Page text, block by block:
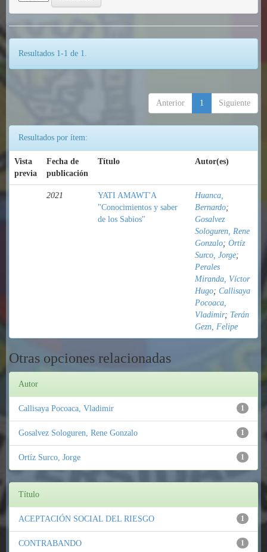
Resultados 1-1 de 1.
Anterior 1 Siguiente
Resultados por ítem:
Vista
previa
Fecha de
publicación
Título Autor(es)
2021
YATI AMAWT'A
"Conocimientos y saber
de los Sabios"
Huanca,
Bernardo;
Gosalvez
Sologuren, Rene
Gonzalo; Ortíz
Surco, Jorge;
Perales
Miranda, Víctor
Hugo; Callisaya
Pocoaca,
Vladimir; Terán
Gezn, Felipe
Otras opciones relacionadas
Autor
1
Callisaya Pocoaca, Vladimir
1
Gosalvez Sologuren, Rene Gonzalo
1
Ortíz Surco, Jorge
Título
1
ACEPTACIÓN SOCIAL DEL RIESGO
1
CONTRABANDO